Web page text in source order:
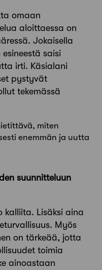
omaan
aloittaessa on
Jokaisella
saisi
irti. Käsialani
pystyvät
tekemässä
miten
enemmän ja uutta
suunnitteluun
kalliita. Lisäksi aina
Myös
on tärkeää, jotta
toimia
ainoastaan